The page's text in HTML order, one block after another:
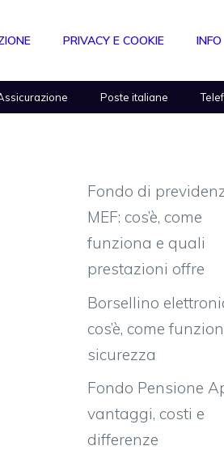
PRIVACY E COOKIE INFO
Poste italiane
Fondo di
MEF: cos’è, come
funziona e quali
prestazioni offre
Borsellino
cos’è, come
sicurezza
Fondo Pensione
vantaggi, costi e
differenze